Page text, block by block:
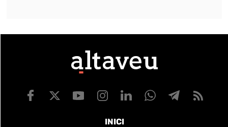
INICI